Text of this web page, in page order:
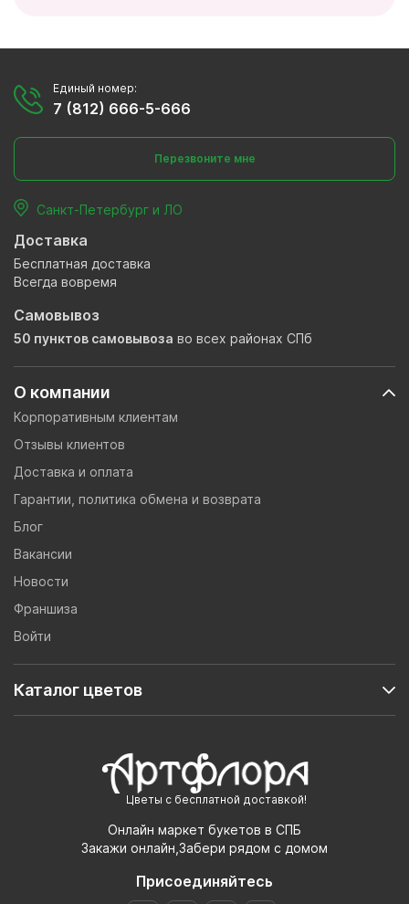
Цветы с бесплатной доставкой!
Онлайн маркет букетов в СПБ
Закажи онлайн,Забери рядом с домом
Присоединяйтесь
О компании
Корпоративным клиентам
Отзывы клиентов
Доставка и оплата
Гарантии, политика обмена и возврата
Блог
Вакансии
Новости
Франшиза
Войти
Каталог цветов
Единый номер:
7 (812) 666-5-666
Перезвоните мне
Санкт-Петербург и ЛО
Доставка
Бесплатная доставка
Всегда вовремя
Самовывоз
50 пунктов самовывоза во всех районах СПб